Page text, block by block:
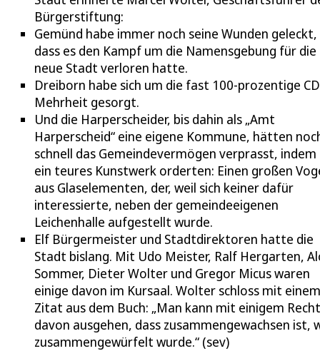
Bürgerstiftung:
Gemünd habe immer noch seine Wunden geleckt,
dass es den Kampf um die Namensgebung für die
neue Stadt verloren hatte.
Dreiborn habe sich um die fast 100-prozentige
Mehrheit gesorgt.
Und die Harperscheider, bis dahin als „Amt
Harperscheid“ eine eigene Kommune, hätten
schnell das Gemeindevermögen verprasst, indem
ein teures Kunstwerk orderten: Einen großen
aus Glaselementen, der, weil sich keiner dafür
interessierte, neben der gemeindeeigenen
Leichenhalle aufgestellt wurde.
Elf Bürgermeister und Stadtdirektoren hatte die
Stadt bislang. Mit Udo Meister, Ralf Hergarten,
Sommer, Dieter Wolter und Gregor Micus waren
einige davon im Kursaal. Wolter schloss mit einem
Zitat aus dem Buch: „Man kann mit einigem Recht
davon ausgehen, dass zusammengewachsen ist,
zusammengewürfelt wurde.“ (sev)